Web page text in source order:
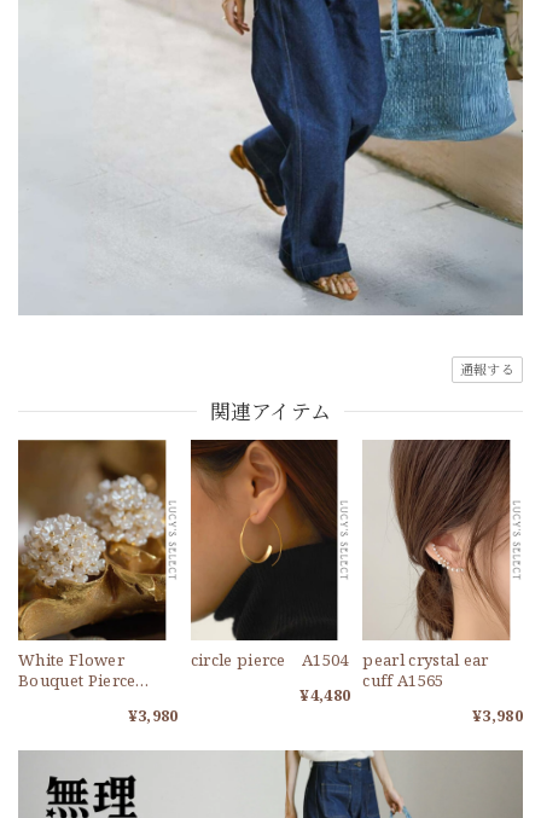
通報する
関連アイテム
White Flower
Bouquet Pierce
¥3,980
circle pierce A1504
¥4,480
pearl crystal ear
cuff A1565
¥3,980